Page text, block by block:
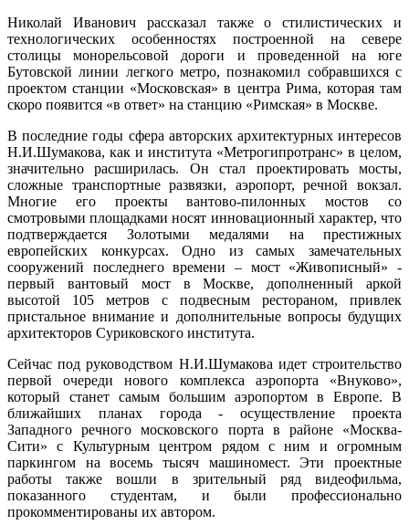
Николай Иванович рассказал также о стилистических и
технологических особенностях построенной на севере
столицы монорельсовой дороги и проведенной на юге
Бутовской линии легкого метро, познакомил собравшихся с
проектом станции «Московская» в центра Рима, которая там
скоро появится «в ответ» на станцию «Римская» в Москве.
В последние годы сфера авторских архитектурных интересов
Н.И.Шумакова, как и института «Метрогипротранс» в целом,
значительно расширилась. Он стал проектировать мосты,
сложные транспортные развязки, аэропорт, речной вокзал.
Многие его проекты вантово-пилонных мостов со
смотровыми площадками носят инновационный характер, что
подтверждается Золотыми медалями на престижных
европейских конкурсах. Одно из самых замечательных
сооружений последнего времени – мост «Живописный» -
первый вантовый мост в Москве, дополненный аркой
высотой 105 метров с подвесным рестораном, привлек
пристальное внимание и дополнительные вопросы будущих
архитекторов Суриковского института.
Сейчас под руководством Н.И.Шумакова идет строительство
первой очереди нового комплекса аэропорта «Внуково»,
который станет самым большим аэропортом в Европе. В
ближайших планах города - осуществление проекта
Западного речного московского порта в районе «Москва-
Сити» с Культурным центром рядом с ним и огромным
паркингом на восемь тысяч машиномест. Эти проектные
работы также вошли в зрительный ряд видеофильма,
показанного студентам, и были профессионально
прокомментированы их автором.